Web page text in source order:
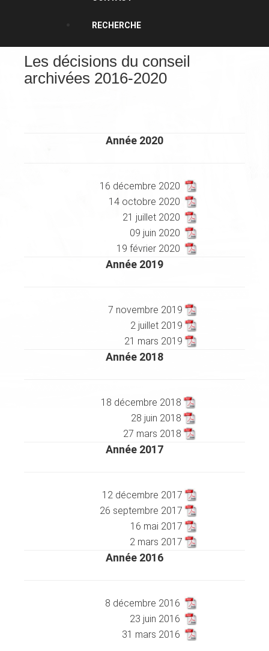
RECHERCHE
Les décisions du conseil
archivées 2016-2020
Année 2020
16 décembre 2020
14 octobre 2020
21 juillet 2020
09 juin 2020
19 février 2020
Année 2019
7 novembre 2019
2 juillet 2019
21 mars 2019
Année 2018
18 décembre 2018
28 juin 2018
27 mars 2018
Année 2017
12 décembre 2017
26 septembre 2017
16 mai 2017
2 mars 2017
Année 2016
8 décembre 2016
23 juin 2016
31 mars 2016